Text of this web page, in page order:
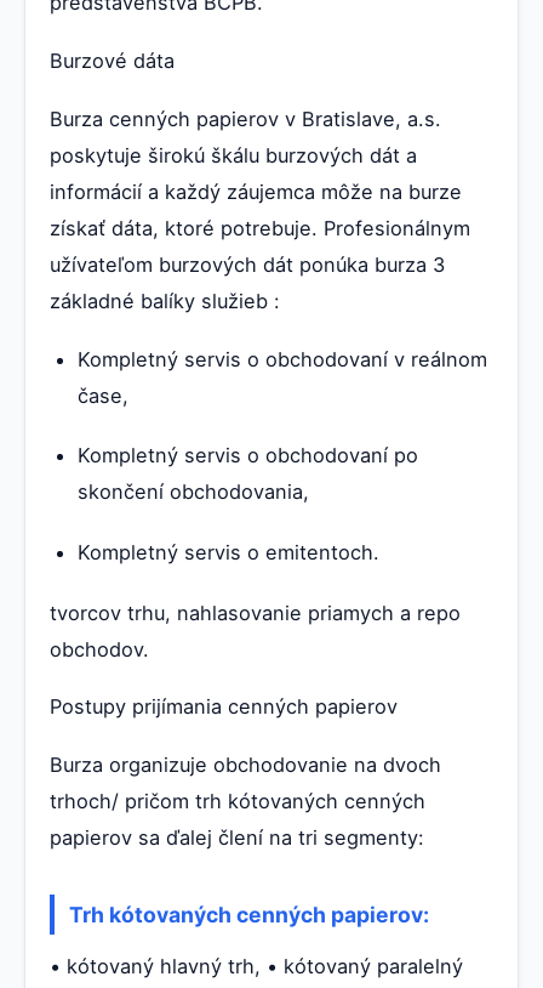
Burzové dáta
Burza cenných papierov v Bratislave, a.s.
poskytuje širokú škálu burzových dát a
informácií a každý záujemca môže na burze
získať dáta, ktoré potrebuje. Profesionálnym
užívateľom burzových dát ponúka burza 3
základné balíky služieb :
Kompletný servis o obchodovaní v reálnom
čase,
Kompletný servis o obchodovaní po
skončení obchodovania,
Kompletný servis o emitentoch.
tvorcov trhu, nahlasovanie priamych a repo
obchodov.
Postupy prijímania cenných papierov
Burza organizuje obchodovanie na dvoch
trhoch/ pričom trh kótovaných cenných
papierov sa ďalej člení na tri segmenty:
Trh kótovaných cenných papierov:
• kótovaný hlavný trh, • kótovaný paralelný